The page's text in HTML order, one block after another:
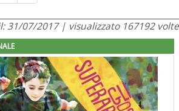
31/07/2017 | visualizzato 167192 volte